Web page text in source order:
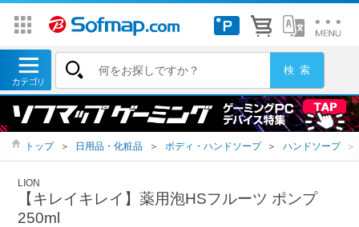
トップ ＞ 日用品・化粧品 ＞ ボディ・ハンドソープ ＞ ハンドソープ ＞
LION
【キレイキレイ】薬用泡HSフルーツ ポンプ
250ml